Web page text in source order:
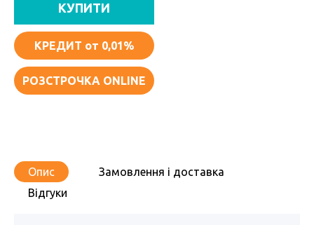
КУПИТИ
КРЕДИТ от 0,01%
РОЗСТРОЧКА ONLINE
Опис
Замовлення і доставка
Відгуки